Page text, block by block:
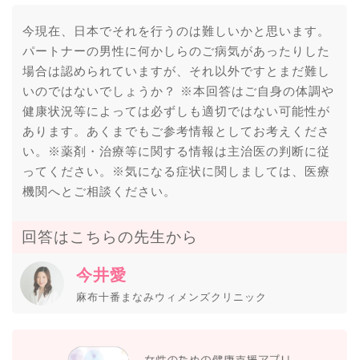
今現在、日本でそれを行うのは難しいかと思います。
パートナーの男性に何かしらのご病気があったりした
場合は認められていますが、それ以外ですとまだ難し
いのではないでしょうか？ ※本回答はご自身の体調や
健康状況等によっては必ずしも適切ではない可能性が
あります。あくまでもご参考情報としてお考えくださ
い。※薬剤・治療等に関する情報は主治医の判断に従
ってください。※気になる症状に関しましては、医療
機関へとご相談ください。
回答はこちらの先生から
今井愛
麻布十番まなみウィメンズクリニック